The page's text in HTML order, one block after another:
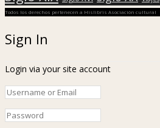
Todos los derechos pertenecen a Hislibris Asociación cultural
Sign In
Login via your site account